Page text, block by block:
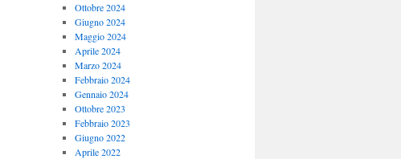
Ottobre 2024
Giugno 2024
Maggio 2024
Aprile 2024
Marzo 2024
Febbraio 2024
Gennaio 2024
Ottobre 2023
Febbraio 2023
Giugno 2022
Aprile 2022